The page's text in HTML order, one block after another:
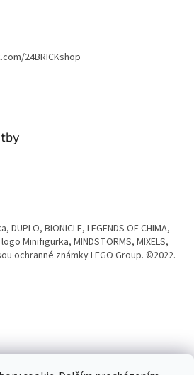
24BRICKshop
BIONICLE, LEGENDS OF CHIMA,
Minifigurka, MINDSTORMS, MIXELS,
ochranné známky LEGO Group. ©2022.